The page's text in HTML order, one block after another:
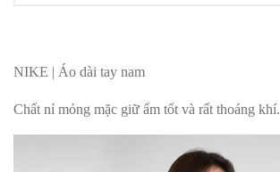
NIKE | Áo dài tay nam
Chất nỉ mỏng mặc giữ ấm tốt và rất thoáng khí.